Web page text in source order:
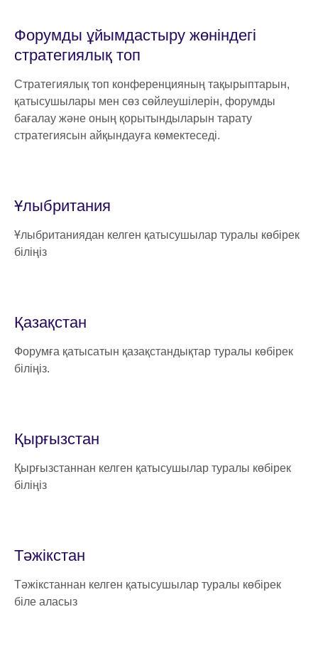
Форумды ұйымдастыру жөніндегі
стратегиялық топ
Стратегиялық топ конференцияның тақырыптарын,
қатысушылары мен сөз сөйлеушілерін, форумды
бағалау және оның қорытындыларын тарату
стратегиясын айқындауға көмектеседі.
Ұлыбритания
Ұлыбританиядан келген қатысушылар туралы көбірек
біліңіз
Қазақстан
Форумға қатысатын қазақстандықтар туралы көбірек
біліңіз.
Қырғызстан
Қырғызстаннан келген қатысушылар туралы көбірек
біліңіз
Тәжікстан
Тәжікстаннан келген қатысушылар туралы көбірек
біле аласыз